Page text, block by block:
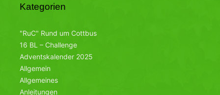
Kategorien
"RuC" Rund um Cottbus
16 BL – Challenge
Adventskalender 2025
Allgemein
Allgemeines
Anleitungen